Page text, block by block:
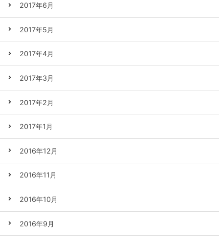
2017年6月
2017年5月
2017年4月
2017年3月
2017年2月
2017年1月
2016年12月
2016年11月
2016年10月
2016年9月